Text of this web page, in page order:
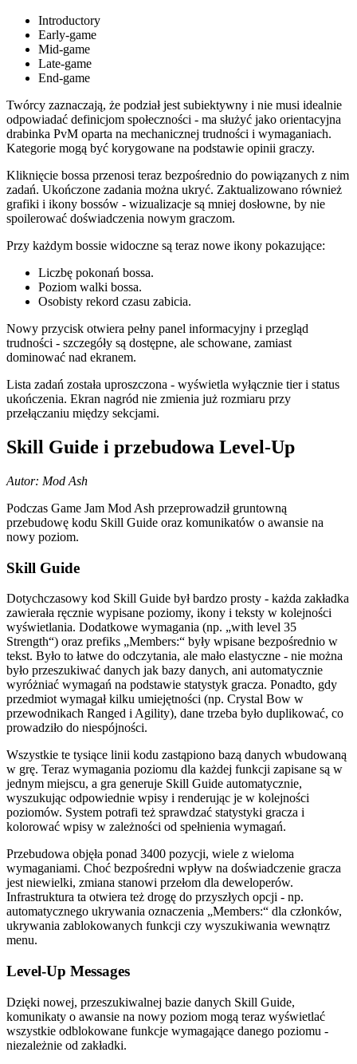
Introductory
Early-game
Mid-game
Late-game
End-game
Twórcy zaznaczają, że podział jest subiektywny i nie musi idealnie
odpowiadać definicjom społeczności - ma służyć jako orientacyjna
drabinka PvM oparta na mechanicznej trudności i wymaganiach.
Kategorie mogą być korygowane na podstawie opinii graczy.
Kliknięcie bossa przenosi teraz bezpośrednio do powiązanych z nim
zadań. Ukończone zadania można ukryć. Zaktualizowano również
grafiki i ikony bossów - wizualizacje są mniej dosłowne, by nie
spoilerować doświadczenia nowym graczom.
Przy każdym bossie widoczne są teraz nowe ikony pokazujące:
Liczbę pokonań bossa.
Poziom walki bossa.
Osobisty rekord czasu zabicia.
Nowy przycisk otwiera pełny panel informacyjny i przegląd
trudności - szczegóły są dostępne, ale schowane, zamiast
dominować nad ekranem.
Lista zadań została uproszczona - wyświetla wyłącznie tier i status
ukończenia. Ekran nagród nie zmienia już rozmiaru przy
przełączaniu między sekcjami.
Skill Guide i przebudowa Level-Up
Autor: Mod Ash
Podczas Game Jam Mod Ash przeprowadził gruntowną
przebudowę kodu Skill Guide oraz komunikatów o awansie na
nowy poziom.
Skill Guide
Dotychczasowy kod Skill Guide był bardzo prosty - każda zakładka
zawierała ręcznie wypisane poziomy, ikony i teksty w kolejności
wyświetlania. Dodatkowe wymagania (np. „with level 35
Strength“) oraz prefiks „Members:“ były wpisane bezpośrednio w
tekst. Było to łatwe do odczytania, ale mało elastyczne - nie można
było przeszukiwać danych jak bazy danych, ani automatycznie
wyróżniać wymagań na podstawie statystyk gracza. Ponadto, gdy
przedmiot wymagał kilku umiejętności (np. Crystal Bow w
przewodnikach Ranged i Agility), dane trzeba było duplikować, co
prowadziło do niespójności.
Wszystkie te tysiące linii kodu zastąpiono bazą danych wbudowaną
w grę. Teraz wymagania poziomu dla każdej funkcji zapisane są w
jednym miejscu, a gra generuje Skill Guide automatycznie,
wyszukując odpowiednie wpisy i renderując je w kolejności
poziomów. System potrafi też sprawdzać statystyki gracza i
kolorować wpisy w zależności od spełnienia wymagań.
Przebudowa objęła ponad 3400 pozycji, wiele z wieloma
wymaganiami. Choć bezpośredni wpływ na doświadczenie gracza
jest niewielki, zmiana stanowi przełom dla deweloperów.
Infrastruktura ta otwiera też drogę do przyszłych opcji - np.
automatycznego ukrywania oznaczenia „Members:“ dla członków,
ukrywania zablokowanych funkcji czy wyszukiwania wewnątrz
menu.
Level-Up Messages
Dzięki nowej, przeszukiwalnej bazie danych Skill Guide,
komunikaty o awansie na nowy poziom mogą teraz wyświetlać
wszystkie odblokowane funkcje wymagające danego poziomu -
niezależnie od zakładki.